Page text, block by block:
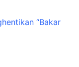
“Bakar